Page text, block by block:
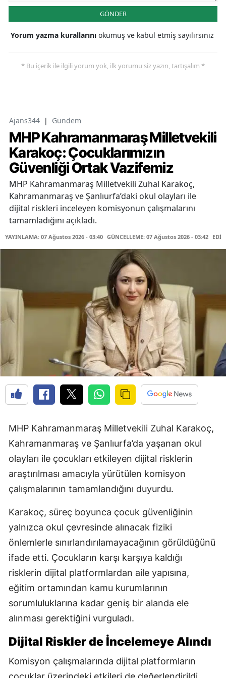
GÖNDER
Yorum yazma kurallarını okumuş ve kabul etmiş sayılırsınız
* Bu içerik ile ilgili yorum yok, ilk yorumu siz yazın, tartışalım *
Ajans344 | Gündem
MHP Kahramanmaraş Milletvekili
Karakoç: Çocuklarımızın
Güvenliği Ortak Vazifemiz
MHP Kahramanmaraş Milletvekili Zuhal Karakoç,
Kahramanmaraş ve Şanlıurfa’daki okul olayları ile
dijital riskleri inceleyen komisyonun çalışmalarını
tamamladığını açıkladı.
YAYINLAMA: 07 Ağustos 2026 - 03:40 GÜNCELLEME: 07 Ağustos 2026 - 03:42
MHP Kahramanmaraş Milletvekili Zuhal Karakoç,
Kahramanmaraş ve Şanlıurfa’da yaşanan okul
olayları ile çocukları etkileyen dijital risklerin
araştırılması amacıyla yürütülen komisyon
çalışmalarının tamamlandığını duyurdu.
Karakoç, süreç boyunca çocuk güvenliğinin
yalnızca okul çevresinde alınacak fiziki
önlemlerle sınırlandırılamayacağının görüldüğünü
ifade etti. Çocukların karşı karşıya kaldığı
risklerin dijital platformlardan aile yapısına,
eğitim ortamından kamu kurumlarının
sorumluluklarına kadar geniş bir alanda ele
alınması gerektiğini vurguladı.
Dijital Riskler de İncelemeye Alındı
Komisyon çalışmalarında dijital platformların